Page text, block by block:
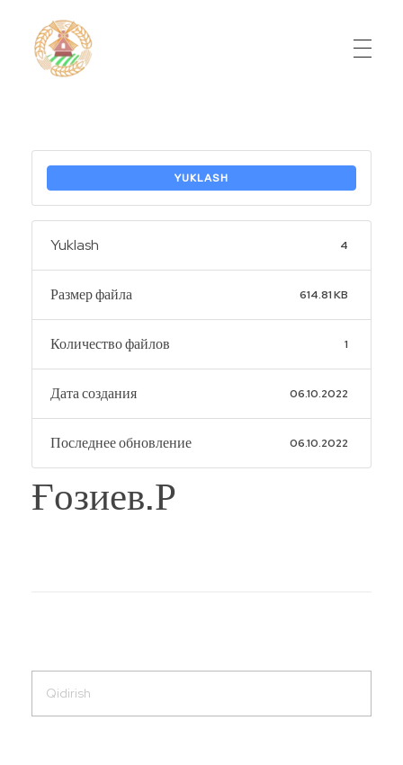
YUKLASH
Yuklash 4
Размер файла 614.81 KB
Количество файлов 1
Дата создания 06.10.2022
Последнее обновление 06.10.2022
Ғозиев.Р